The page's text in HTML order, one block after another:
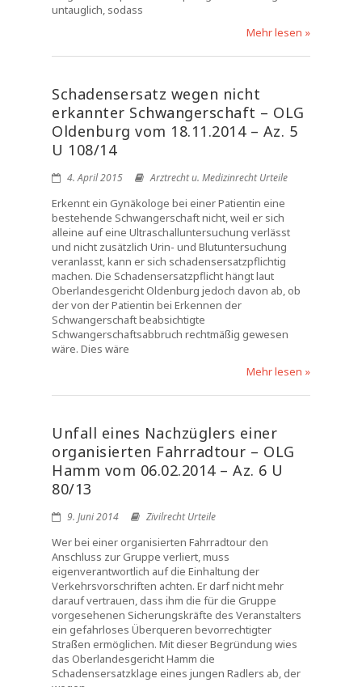
untauglich, sodass
Mehr lesen »
Schadensersatz wegen nicht
erkannter Schwangerschaft – OLG
Oldenburg vom 18.11.2014 – Az. 5
U 108/14
4. April 2015 Arztrecht u. Medizinrecht Urteile
Erkennt ein Gynäkologe bei einer Patientin eine
bestehende Schwangerschaft nicht, weil er sich
alleine auf eine Ultraschalluntersuchung verlässt
und nicht zusätzlich Urin- und Blutuntersuchung
veranlasst, kann er sich schadensersatzpflichtig
machen. Die Schadensersatzpflicht hängt laut
Oberlandesgericht Oldenburg jedoch davon ab, ob
der von der Patientin bei Erkennen der
Schwangerschaft beabsichtigte
Schwangerschaftsabbruch rechtmäßig gewesen
wäre. Dies wäre
Mehr lesen »
Unfall eines Nachzüglers einer
organisierten Fahrradtour – OLG
Hamm vom 06.02.2014 – Az. 6 U
80/13
9. Juni 2014 Zivilrecht Urteile
Wer bei einer organisierten Fahrradtour den
Anschluss zur Gruppe verliert, muss
eigenverantwortlich auf die Einhaltung der
Verkehrsvorschriften achten. Er darf nicht mehr
darauf vertrauen, dass ihm die für die Gruppe
vorgesehenen Sicherungskräfte des Veranstalters
ein gefahrloses Überqueren bevorrechtigter
Straßen ermöglichen. Mit dieser Begründung wies
das Oberlandesgericht Hamm die
Schadensersatzklage eines jungen Radlers ab, der